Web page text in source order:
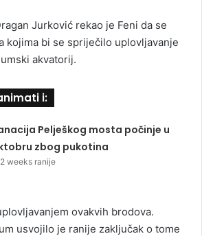
Jurković rekao je Feni da se
kojima bi se spriječilo uplovljavanje
akvatorij.
i:
Pelješkog mosta počinje u
zbog pukotina
2 weeks ranije
ovakvih brodova.
usvojilo je ranije zaključak o tome